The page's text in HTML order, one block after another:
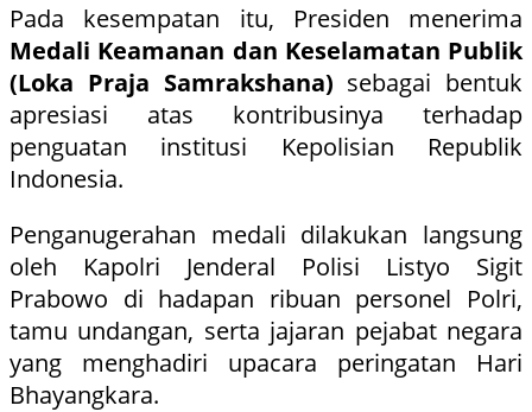
Pada kesempatan itu, Presiden menerima
Medali Keamanan dan Keselamatan Publik
(Loka Praja Samrakshana) sebagai bentuk
apresiasi atas kontribusinya terhadap
penguatan institusi Kepolisian Republik
Indonesia.
Penganugerahan medali dilakukan langsung
oleh Kapolri Jenderal Polisi Listyo Sigit
Prabowo di hadapan ribuan personel Polri,
tamu undangan, serta jajaran pejabat negara
yang menghadiri upacara peringatan Hari
Bhayangkara.